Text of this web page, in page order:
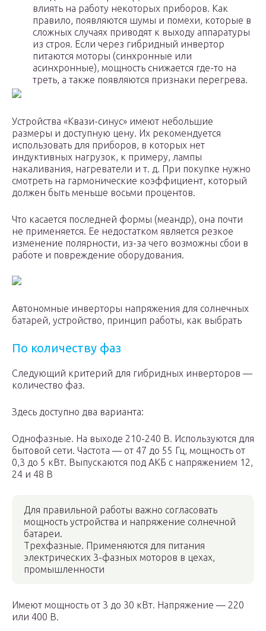
влиять на работу некоторых приборов. Как
правило, появляются шумы и помехи, которые в
сложных случаях приводят к выходу аппаратуры
из строя. Если через гибридный инвертор
питаются моторы (синхронные или
асинхронные), мощность снижается где-то на
треть, а также появляются признаки перегрева.
Устройства «Квази-синус» имеют небольшие
размеры и доступную цену. Их рекомендуется
использовать для приборов, в которых нет
индуктивных нагрузок, к примеру, лампы
накаливания, нагреватели и т. д. При покупке нужно
смотреть на гармонические коэффициент, который
должен быть меньше восьми процентов.
Что касается последней формы (меандр), она почти
не применяется. Ее недостатком является резкое
изменение полярности, из-за чего возможны сбои в
работе и повреждение оборудования.
Автономные инверторы напряжения для солнечных
батарей, устройство, принцип работы, как выбрать
По количеству фаз
Следующий критерий для гибридных инверторов —
количество фаз.
Здесь доступно два варианта:
Однофазные. На выходе 210-240 В. Используются для
бытовой сети. Частота — от 47 до 55 Гц, мощность от
0,3 до 5 кВт. Выпускаются под АКБ с напряжением 12,
24 и 48 В
Для правильной работы важно согласовать
мощность устройства и напряжение солнечной
батареи.
Трехфазные. Применяются для питания
электрических 3-фазных моторов в цехах,
промышленности
Имеют мощность от 3 до 30 кВт. Напряжение — 220
или 400 В.